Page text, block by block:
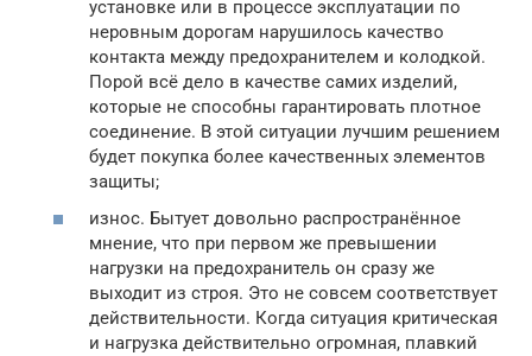
установке или в процессе эксплуатации по
неровным дорогам нарушилось качество
контакта между предохранителем и колодкой.
Порой всё дело в качестве самих изделий,
которые не способны гарантировать плотное
соединение. В этой ситуации лучшим решением
будет покупка более качественных элементов
защиты;
износ. Бытует довольно распространённое
мнение, что при первом же превышении
нагрузки на предохранитель он сразу же
выходит из строя. Это не совсем соответствует
действительности. Когда ситуация критическая
и нагрузка действительно огромная, плавкий